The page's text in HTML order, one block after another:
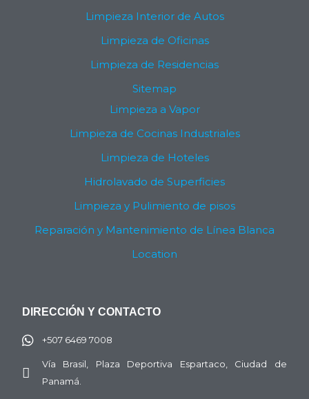
Limpieza Interior de Autos
Limpieza de Oficinas
Limpieza de Residencias
Sitemap
Limpieza a Vapor
Limpieza de Cocinas Industriales
Limpieza de Hoteles
Hidrolavado de Superficies
Limpieza y Pulimiento de pisos
Reparación y Mantenimiento de Línea Blanca
Location
DIRECCIÓN Y CONTACTO
+507 6469 7008
Vía Brasil, Plaza Deportiva Espartaco, Ciudad de
Panamá.